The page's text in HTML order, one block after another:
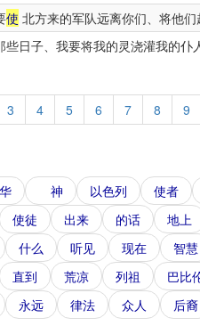
使 北方来的军队远离你们、将他
些日子、我要将我的灵浇灌我的仆
3 4 5 6 7 8 9
神 以色列 使者
使徒 出来 的话 地上
什么 听见 现在 智慧
直到 荒凉 列祖 巴比
永远 律法 众人 后裔